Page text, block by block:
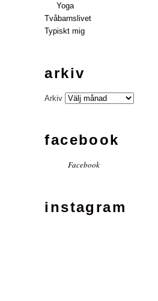
Yoga
Tvåbarnslivet
Typiskt mig
arkiv
Arkiv
facebook
Facebook
instagram